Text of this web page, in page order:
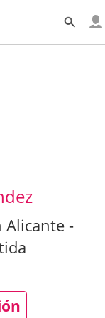
Alicante -